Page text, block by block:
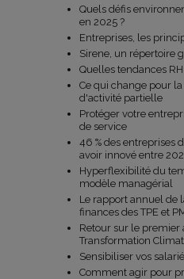
Quels défis
en 2025 ?
Entreprises, les
Sirene, un répertoire
Quelles tendances
Ce qui change pour
d'activité partielle
Protéger votre
de service
46 % des entreprises
avoir innové entre
Hyperflexibilité du
modèle managérial
Le rapport annuel de
finances des TPE et
Retour sur le premier
Transformation Climat
Sensibiliser vos
Comment agir pour